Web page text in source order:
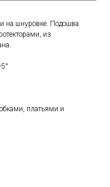
на шнуровке. Подошва
из
платьями и